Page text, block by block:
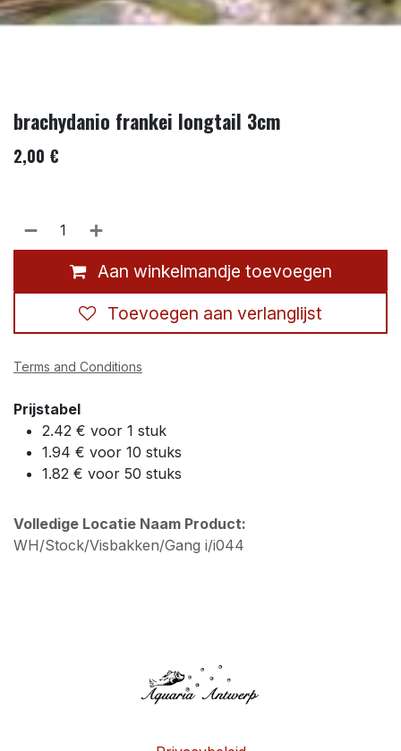
brachydanio frankei longtail 3cm
2,00 €
Aan winkelmandje toevoegen
Toevoegen aan verlanglijst
Terms and Conditions
Prijstabel
2.42 € voor 1 stuk
1.94 € voor 10 stuks
1.82 € voor 50 stuks
Volledige Locatie Naam Product:
WH/Stock/Visbakken/Gang i/i044